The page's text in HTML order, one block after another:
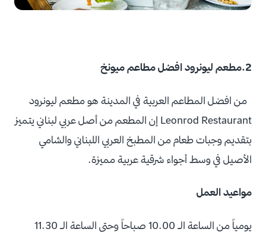
2.مطعم ليونرود افضل مطاعم ميونخ
من افضل المطاعم العربية في المدينة هومطعم ليونرود
Leonrod Restaurant إن المطعم من أصل عربي لبناني يتميز
بتقديم وجبات طعام من المطبخ العربي اللبناني والشامي
الأصيل في وسط أجواء شرقية عربية مميزة.
مواعيد العمل
يومياً من الساعة الـ 10.00 صباحاً وحتى الساعة الـ 11.30